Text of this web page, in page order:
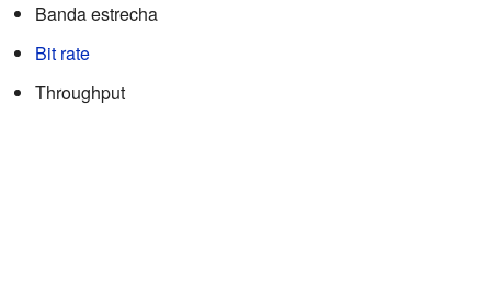
Banda estrecha
Bit rate
Throughput